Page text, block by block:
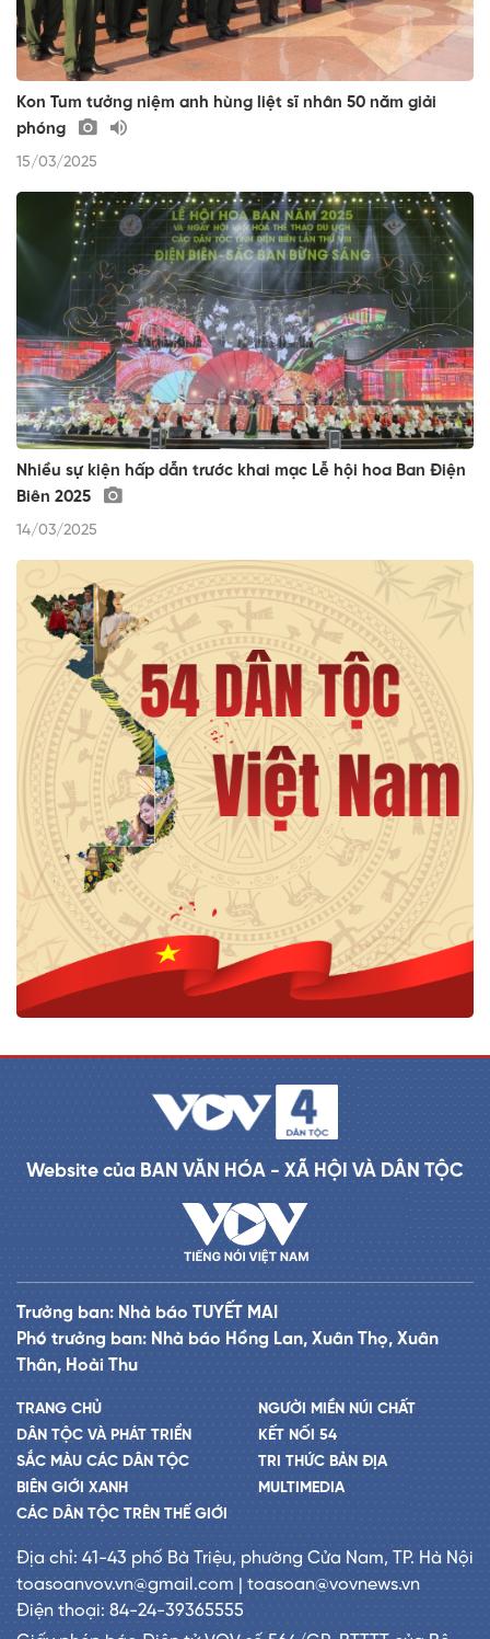
Kon Tum tưởng niệm anh hùng liệt sĩ nhân 50 năm giải
phóng
15/03/2025
Nhiều sự kiện hấp dẫn trước khai mạc Lễ hội hoa Ban Điện
Biên 2025
14/03/2025
Website của BAN VĂN HÓA - XÃ HỘI VÀ DÂN TỘC
Trưởng ban: Nhà báo TUYẾT MAI
Phó trưởng ban: Nhà báo Hồng Lan, Xuân Thọ, Xuân
Thân, Hoài Thu
TRANG CHỦ
DÂN TỘC VÀ PHÁT TRIỂN
SẮC MÀU CÁC DÂN TỘC
BIÊN GIỚI XANH
CÁC DÂN TỘC TRÊN THẾ GIỚI
NGƯỜI MIỀN NÚI CHẤT
KẾT NỐI 54
TRI THỨC BẢN ĐỊA
MULTIMEDIA
Địa chỉ: 41-43 phố Bà Triệu, phường Cửa Nam, TP. Hà Nội
toasoanvov.vn@gmail.com | toasoan@vovnews.vn
Điện thoại: 84-24-39365555